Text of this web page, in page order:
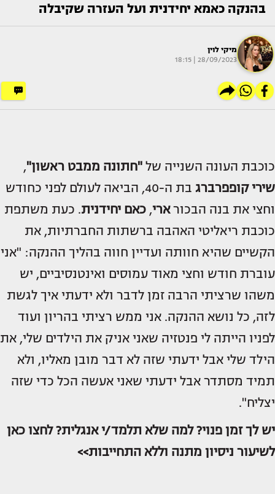
בהנקה כאמא יחידנית ועל העזרה שקיבלה
מיקי לוין
28/09/2023 | 18:15
כוכבת העונה השנייה של "חתונה ממבט ראשון",
שירי קופפרברג
בת ה-40, הביאה לעולם לפני כחודש
וחצי את בנה הבכורארי, כאם יחידנית. כעת משתפת
כוכבת ריאליטי האהבה ברשתות החברתיות, את
הקשיים שהיא חוותה ועדיין חווה בהליך ההנקה: "אני
עוברת חודש וחצי מאוד עמוסים ואינטנסיביים, יש
משהו שרציתי הרבה זמן לדבר ולא ידעתי איך לגשת
לזה, כל נושא ההנקה. אני ממש רציתי בהריון ועוד
לפניו הייתה לי פנטזיה שאני אניק את הילדים שלי, את
הילד שלי אבל ידעתי שזה לא דבר מובן מאליו, ולא
תמיד מסתדר אבל ידעתי שאני אעשה הכל כדי שזה
יצליח".
יש לך זמן פנוי? למה שלא תלמד/י אנגלית? לחצו כאן
לשיעור ניסיון מתנה וללא התחייבות>>